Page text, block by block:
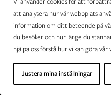
att analysera hur vår webbplats
information om ditt beteende på
du besöker och hur länge du
hjälpa oss förstå hur vi kan göra
Justera mina inställningar